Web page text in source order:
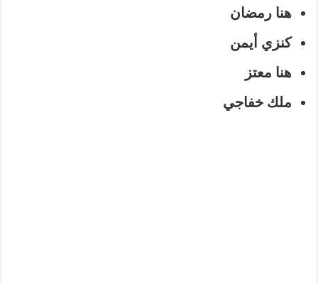
هنا رمضان
كنزي أيمن
هنا معتز
ملك خفاجي